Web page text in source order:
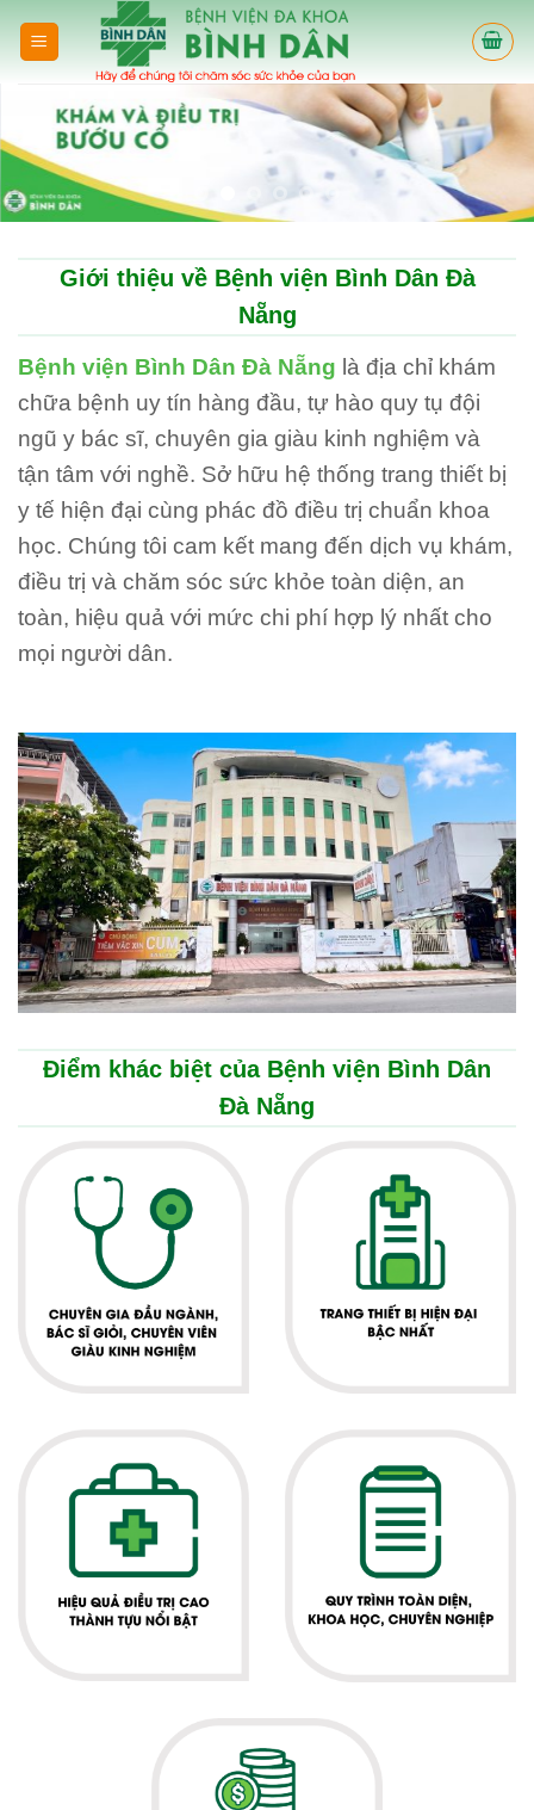
Giới thiệu về Bệnh viện Bình Dân Đà
Nẵng
Bệnh viện Bình Dân Đà Nẵng là địa chỉ khám
chữa bệnh uy tín hàng đầu, tự hào quy tụ đội
ngũ y bác sĩ, chuyên gia giàu kinh nghiệm và
tận tâm với nghề. Sở hữu hệ thống trang thiết bị
y tế hiện đại cùng phác đồ điều trị chuẩn khoa
học. Chúng tôi cam kết mang đến dịch vụ khám,
điều trị và chăm sóc sức khỏe toàn diện, an
toàn, hiệu quả với mức chi phí hợp lý nhất cho
mọi người dân.
Điểm khác biệt của Bệnh viện Bình Dân
Đà Nẵng